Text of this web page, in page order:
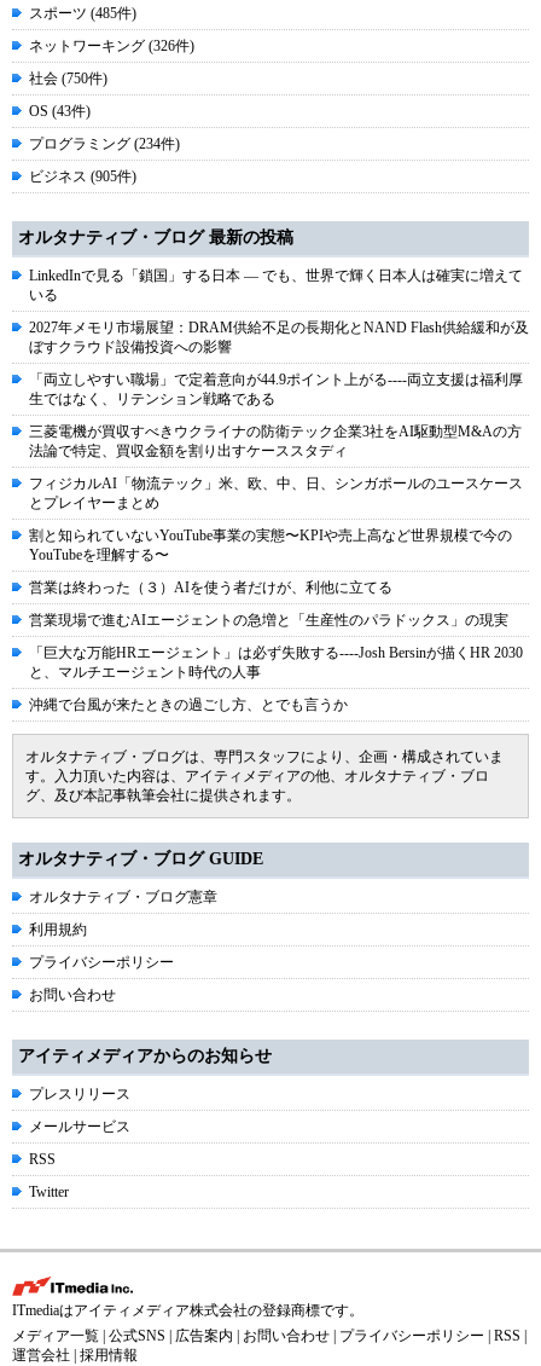
スポーツ (485件)
ネットワーキング (326件)
社会 (750件)
OS (43件)
プログラミング (234件)
ビジネス (905件)
オルタナティブ・ブログ 最新の投稿
LinkedInで見る「鎖国」する日本 ― でも、世界で輝く日本人は確実に増えて
いる
2027年メモリ市場展望：DRAM供給不足の長期化とNAND Flash供給緩和が及
ぼすクラウド設備投資への影響
「両立しやすい職場」で定着意向が44.9ポイント上がる----両立支援は福利厚
生ではなく、リテンション戦略である
三菱電機が買収すべきウクライナの防衛テック企業3社をAI駆動型M&Aの方
法論で特定、買収金額を割り出すケーススタディ
フィジカルAI「物流テック」米、欧、中、日、シンガポールのユースケース
とプレイヤーまとめ
割と知られていないYouTube事業の実態〜KPIや売上高など世界規模で今の
YouTubeを理解する〜
営業は終わった（３）AIを使う者だけが、利他に立てる
営業現場で進むAIエージェントの急増と「生産性のパラドックス」の現実
「巨大な万能HRエージェント」は必ず失敗する----Josh Bersinが描くHR 2030
と、マルチエージェント時代の人事
沖縄で台風が来たときの過ごし方、とでも言うか
オルタナティブ・ブログは、専門スタッフにより、企画・構成されていま
す。入力頂いた内容は、アイティメディアの他、オルタナティブ・ブロ
グ、及び本記事執筆会社に提供されます。
オルタナティブ・ブログ GUIDE
オルタナティブ・ブログ憲章
利用規約
プライバシーポリシー
お問い合わせ
アイティメディアからのお知らせ
プレスリリース
メールサービス
RSS
Twitter
ITmediaはアイティメディア株式会社の登録商標です。
メディア一覧 公式SNS 広告案内 お問い合わせ プライバシーポリシー RSS
運営会社
採用情報